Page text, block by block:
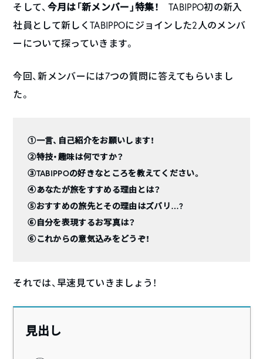
そして、 今月は「新メンバー」特集！ TABIPPO初の新入
社員として新しくTABIPPOにジョインした2人のメンバ
ーについて探っていきます。
今回、新メンバーには7つの質問に答えてもらいまし
た。
①一言、自己紹介をお願いします！
②特技・趣味は何ですか？
③TABIPPOの好きなところを教えてください。
④あなたが旅をすすめる理由とは？
⑤おすすめの旅先とその理由はズバリ…?
⑥自分を表現するお写真は？
⑥これからの意気込みをどうぞ！
それでは、早速見ていきましょう！
見出し